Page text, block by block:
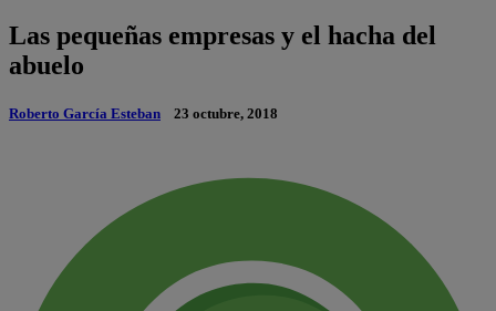
Las pequeñas empresas y el hacha del
abuelo
Roberto García Esteban 23 octubre, 2018